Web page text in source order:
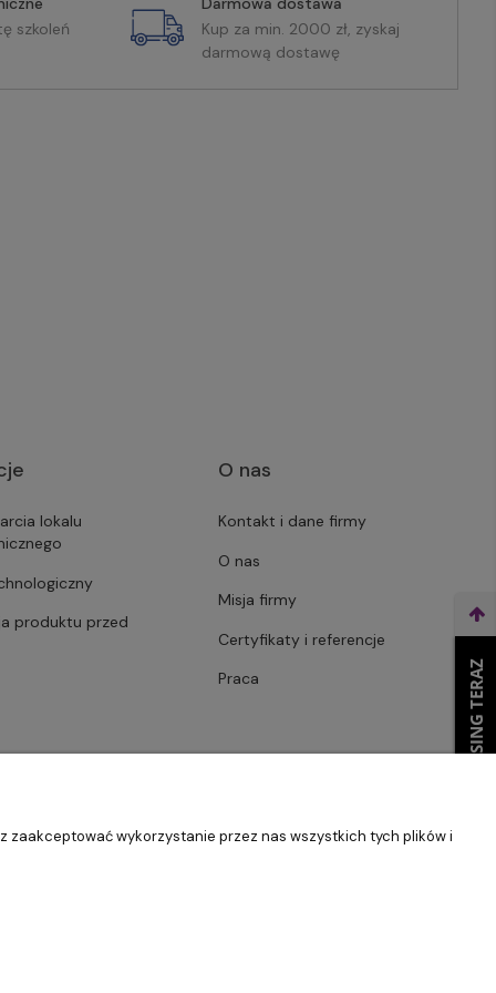
szkoleń
Kup za min. 2000 zł, zyskaj
darmową dostawę
lokalu
produktu przed
O nas
Kontakt i dane firmy
O nas
Misja firmy
Certyfikaty i referencje
Praca
zaakceptować wykorzystanie przez nas wszystkich tych plików i
WEŹ LEASING TERAZ